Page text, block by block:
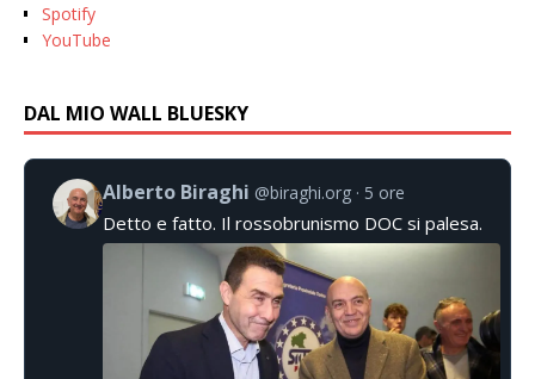
Spotify
YouTube
DAL MIO WALL BLUESKY
Alberto Biraghi @biraghi.org 5 ore
Detto e fatto. Il rossobrunismo DOC si palesa.